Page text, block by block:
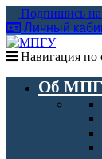
Подпишись на
Личный
Навигация по
Об